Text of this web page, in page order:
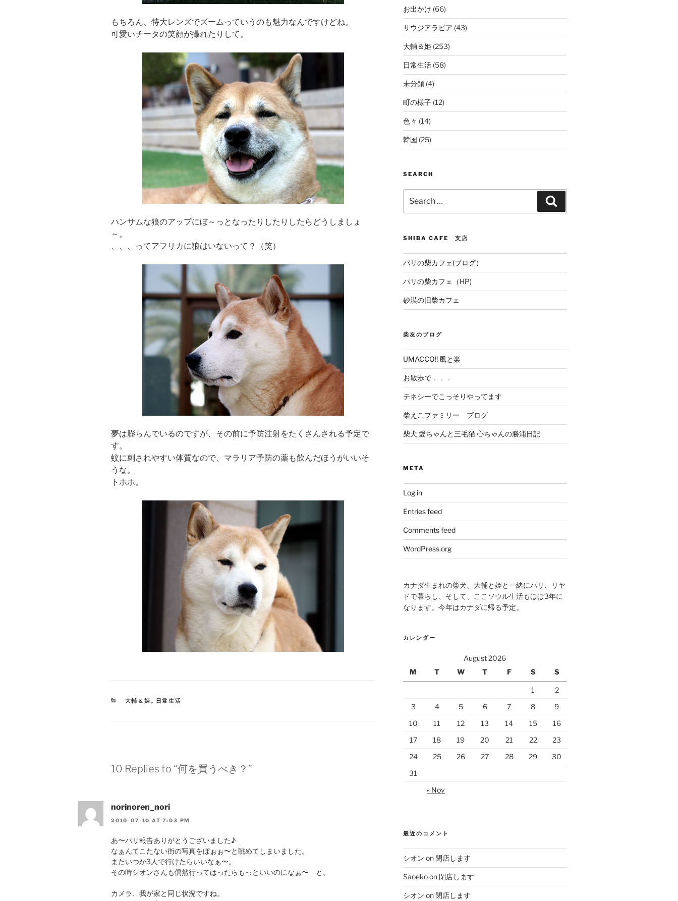
もちろん、特大レンズでズームっていうのも魅力なんですけどね。
可愛いチータの笑顔が撮れたりして。
ハンサムな狼のアップにぼ～っとなったりしたりしたらどうしましょ
～。
、、、ってアフリカに狼はいないって？（笑）
夢は膨らんでいるのですが、その前に予防注射をたくさんされる予定で
す。
蚊に刺されやすい体質なので、マラリア予防の薬も飲んだほうがいいそ
うな。
トホホ。
CATEGORIES
大輔＆姫 , 日常生活
10 Replies to “何を買うべき？”
norinoren_nori
2010-07-10 AT 7:03 PM
あ〜パリ報告ありがとうございました♪
なぁんてこたない街の写真をぼぉぉ〜と眺めてしまいました。
またいつか3人で行けたらいいなぁ〜。
その時シオンさんも偶然行ってはったらもっといいのになぁ〜 と。
カメラ、我が家と同じ状況ですね。
お出かけ (66)
サウジアラビア (43)
大輔＆姫(253)
日常生活(58)
未分類(4)
町の様子(12)
色々 (14)
韓国 (25)
SEARCH
for:
SHIBA CAFE 支店
パリの柴カフェ(ブログ）
パリの柴カフェ（HP)
砂漠の旧柴カフェ
柴友のブログ
UMACCO!! 風と楽
お散歩で．．．
テネシーでこっそりやってます
柴えこファミリー ブログ
柴犬 愛ちゃんと三毛猫 心ちゃんの勝浦日記
META
Log in
Entries feed
Comments feed
WordPress.org
カナダ生まれの柴犬、大輔と姫と一緒にパリ、リヤ
ドで暮らし、そして、ここソウル生活もほぼ3年に
なります。今年はカナダに帰る予定。
カレンダー
August 2026
M
T W T F S S
1
2
3
4 5 6 7 8
9
10
11 12 13 14 15
16
17
18 19 20 21 22
23
24
25 26 27 28 29
30
31
« Nov
最近のコメント
シオン on閉店します
Saoekoon閉店します
シオン on閉店します